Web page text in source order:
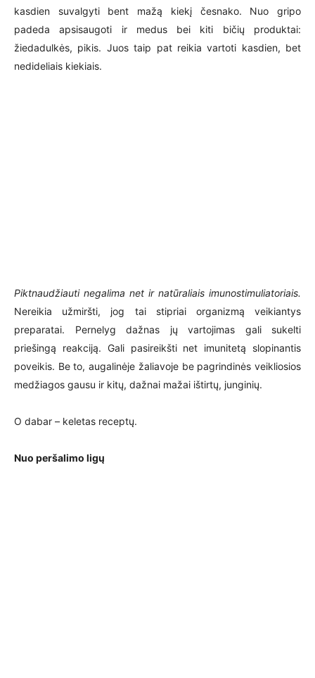
kasdien suvalgyti bent mažą kiekį česnako. Nuo gripo
padeda apsisaugoti ir medus bei kiti bičių produktai:
žiedadulkės, pikis. Juos taip pat reikia vartoti kasdien, bet
nedideliais kiekiais.
Piktnaudžiauti negalima net ir natūraliais imunostimuliatoriais.
Nereikia užmiršti, jog tai stipriai organizmą veikiantys
preparatai. Pernelyg dažnas jų vartojimas gali sukelti
priešingą reakciją. Gali pasireikšti net imunitetą slopinantis
poveikis. Be to, augalinėje žaliavoje be pagrindinės veikliosios
medžiagos gausu ir kitų, dažnai mažai ištirtų, junginių.
O dabar – keletas receptų.
Nuo peršalimo ligų